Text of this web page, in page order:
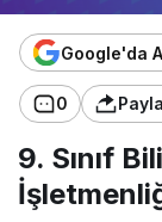
Google'da
0
9. Sınıf